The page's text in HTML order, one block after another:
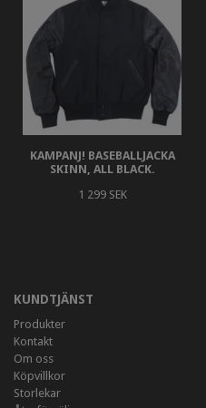
KAMPANJ! BASEBALLJACKA
SKINN, ALL BLACK.
1 299 SEK
KUNDTJÄNST
Produkter
Kontakt
Om oss
Köpvillkor
Storlekar